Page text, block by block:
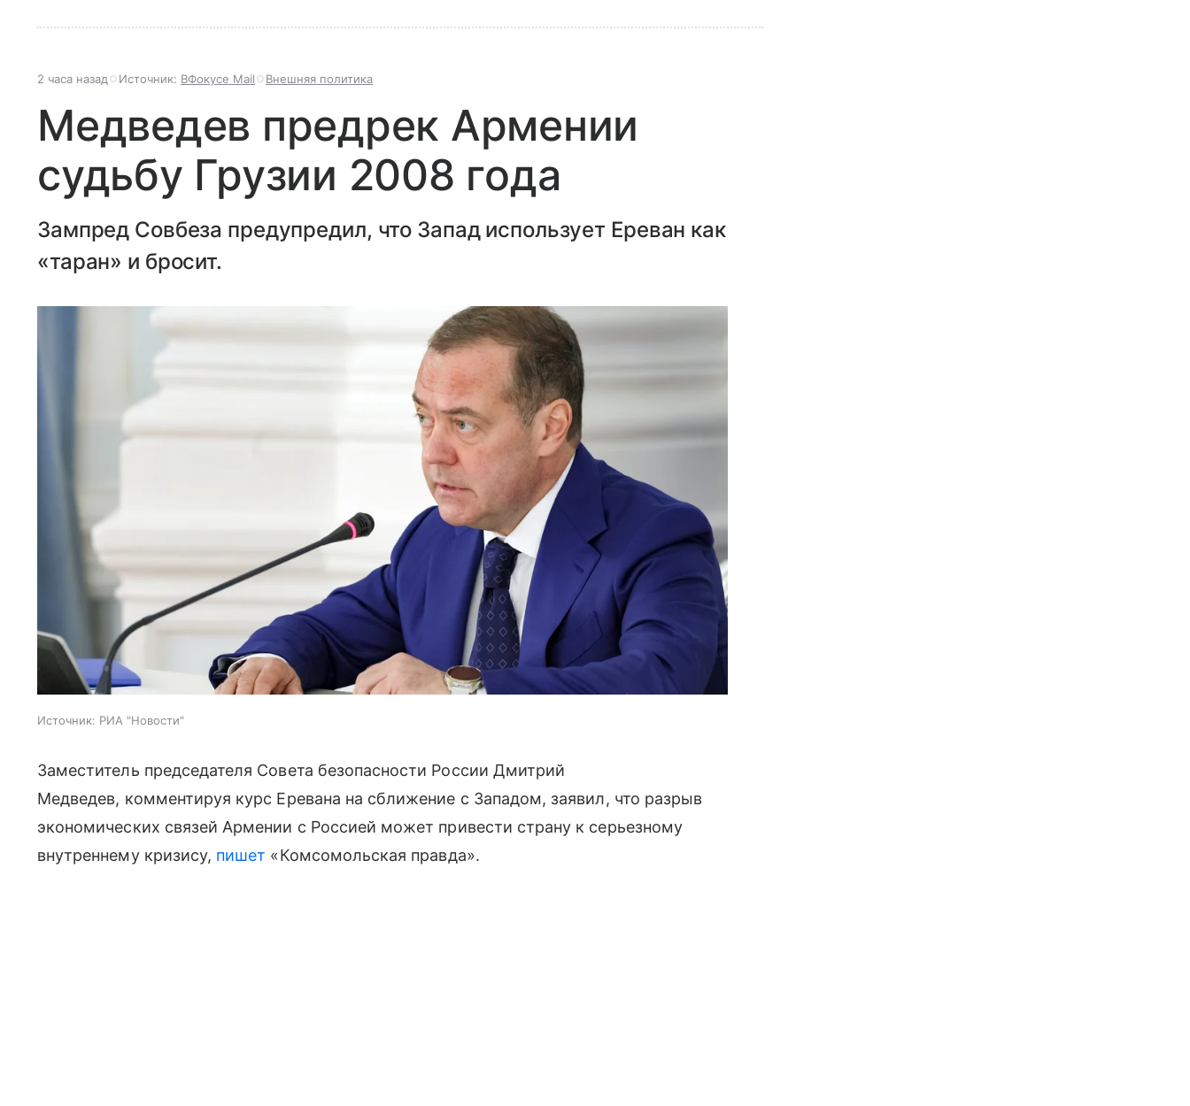
2 часа назад Источник: ВФокусе Mail Внешняя политика
Медведев предрек Армении
судьбу Грузии 2008 года
Зампред Совбеза предупредил, что Запад использует Ереван как
«таран» и бросит.
Источник: РИА "Новости"
Заместитель председателя Совета безопасности России Дмитрий
Медведев, комментируя курс Еревана на сближение с Западом, заявил, что разрыв
экономических связей Армении с Россией может привести страну к серьезному
внутреннему кризису, пишет «Комсомольская правда».